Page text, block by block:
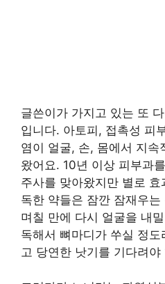
글쓴이가 가지고 있는 또
입니다. 아토피, 접촉성 피
염이 얼굴, 손, 몸에서 지속
왔어요. 10년 이상 피부과
주사를 맞아왔지만 별로
독한 약들은 잠깐 잠재우
며칠 만에 다시 얼굴을 내
독해서 뼈마디가 쑤실 정
고 당연한 낫기를 기다려야